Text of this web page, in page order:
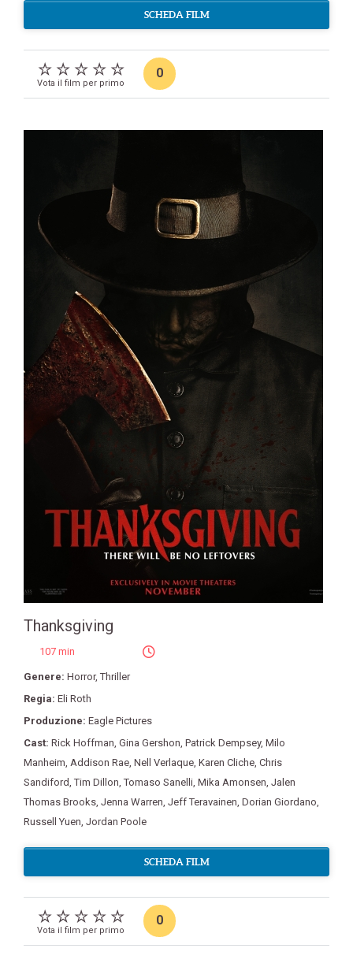
SCHEDA FILM
Vota il film per primo
0
Thanksgiving
107 min
Genere: Horror,Thriller
Regia: Eli Roth
Produzione: Eagle Pictures
Cast: Rick Hoffman, Gina Gershon, Patrick Dempsey, Milo
Manheim, Addison Rae, Nell Verlaque, Karen Cliche, Chris
Sandiford,Tim Dillon,Tomaso Sanelli, Mika Amonsen, Jalen
Thomas Brooks, Jenna Warren, Jeff Teravainen, Dorian Giordano,
Russell Yuen, Jordan Poole
SCHEDA FILM
Vota il film per primo
0